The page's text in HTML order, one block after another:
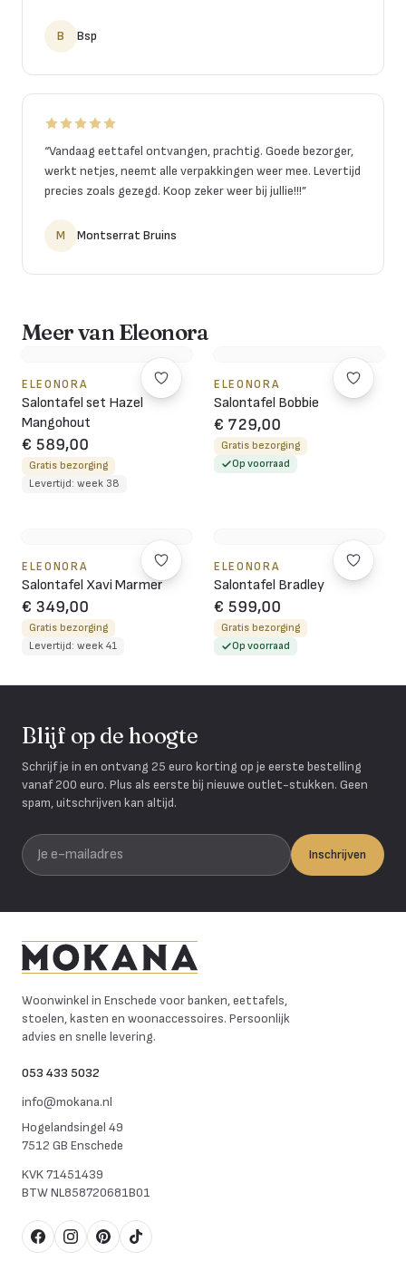
B Bsp
“Vandaag eettafel ontvangen, prachtig. Goede bezorger,
werkt netjes, neemt alle verpakkingen weer mee. Levertijd
precies zoals gezegd. Koop zeker weer bij jullie!!!”
M Montserrat Bruins
Meer van Eleonora
ELEONORA
Salontafel set Hazel
Mangohout
€ 589,00
Gratis bezorging
Levertijd: week 38
ELEONORA
Salontafel Bobbie
€ 729,00
Gratis bezorging
Op voorraad
ELEONORA
Salontafel Xavi Marmer
€ 349,00
Gratis bezorging
Levertijd: week 41
ELEONORA
Salontafel Bradley
€ 599,00
Gratis bezorging
Op voorraad
Blijf op de hoogte
Schrijf je in en ontvang 25 euro korting op je eerste bestelling
vanaf 200 euro. Plus als eerste bij nieuwe outlet-stukken. Geen
spam, uitschrijven kan altijd.
Je e-mailadres
Inschrijven
Woonwinkel in Enschede voor banken, eettafels,
stoelen, kasten en woonaccessoires. Persoonlijk
advies en snelle levering.
053 433 5032
info@mokana.nl
Hogelandsingel 49
7512 GB Enschede
KVK71451439
BTWNL858720681B01
FacebookInstagram
Pinterest
TikTok